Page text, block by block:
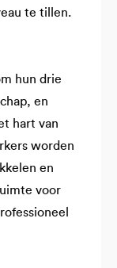
te tillen.
hun drie
en
hart van
worden
en
voor